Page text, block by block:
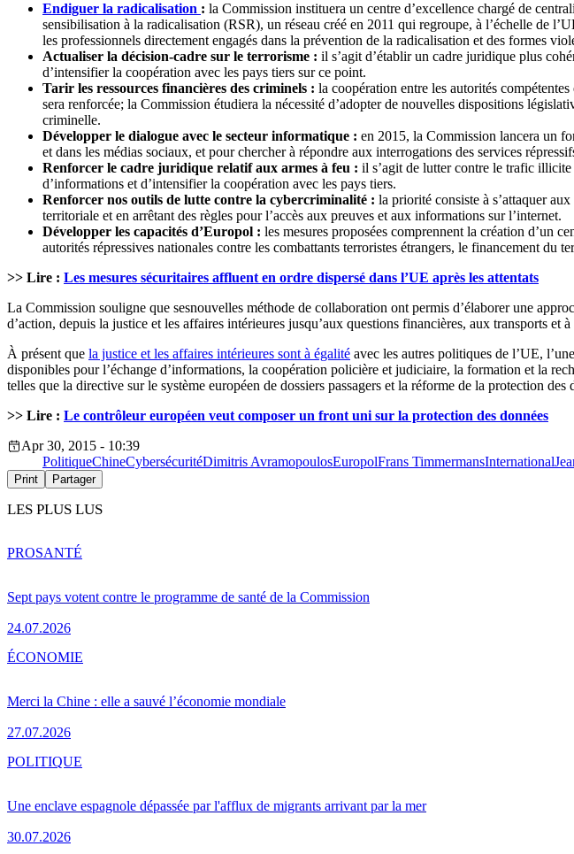
Endiguer la radicalisation : la Commission instituera un centre d’excellence chargé de
sensibilisation à la radicalisation (RSR), un réseau créé en 2011 qui regroupe, à l’échelle de
les professionnels directement engagés dans la prévention de la radicalisation et des formes
Actualiser la décision-cadre sur le terrorisme : il s’agit d’établir un cadre juridique plus
d’intensifier la coopération avec les pays tiers sur ce point.
Tarir les ressources financières des criminels : la coopération entre les autorités
sera renforcée; la Commission étudiera la nécessité d’adopter de nouvelles dispositions
criminelle.
Développer le dialogue avec le secteur informatique : en 2015, la Commission lancera un
et dans les médias sociaux, et pour chercher à répondre aux interrogations des services
Renforcer le cadre juridique relatif aux armes à feu : il s’agit de lutter contre le trafic illicite
d’informations et d’intensifier la coopération avec les pays tiers.
Renforcer nos outils de lutte contre la cybercriminalité : la priorité consiste à s’attaquer
territoriale et en arrêtant des règles pour l’accès aux preuves et aux informations sur l’internet.
Développer les capacités d’Europol : les mesures proposées comprennent la création d’un
autorités répressives nationales contre les combattants terroristes étrangers, le financement du
>> Lire : Les mesures sécuritaires affluent en ordre dispersé dans l’UE après les attentats
La Commission souligne que sesnouvelles méthode de collaboration ont permis d’élaborer une
d’action, depuis la justice et les affaires intérieures jusqu’aux questions financières, aux transports et
À présent que la justice et les affaires intérieures sont à égalité avec les autres politiques de l’UE,
disponibles pour l’échange d’informations, la coopération policière et judiciaire, la formation et la
telles que la directive sur le système européen de dossiers passagers et la réforme de la protection des
>> Lire : Le contrôleur européen veut composer un front uni sur la protection des données
Apr 30, 2015 - 10:39
PolitiqueChineCybersécuritéDimitris AvramopoulosEuropolFrans TimmermansInternational
Print Partager
LES PLUS LUS
Sept pays votent contre le programme de santé de la Commission
24.07.2026
PROSANTÉ
Merci la Chine : elle a sauvé l’économie mondiale
27.07.2026
ÉCONOMIE
Une enclave espagnole dépassée par l'afflux de migrants arrivant par la mer
30.07.2026
POLITIQUE